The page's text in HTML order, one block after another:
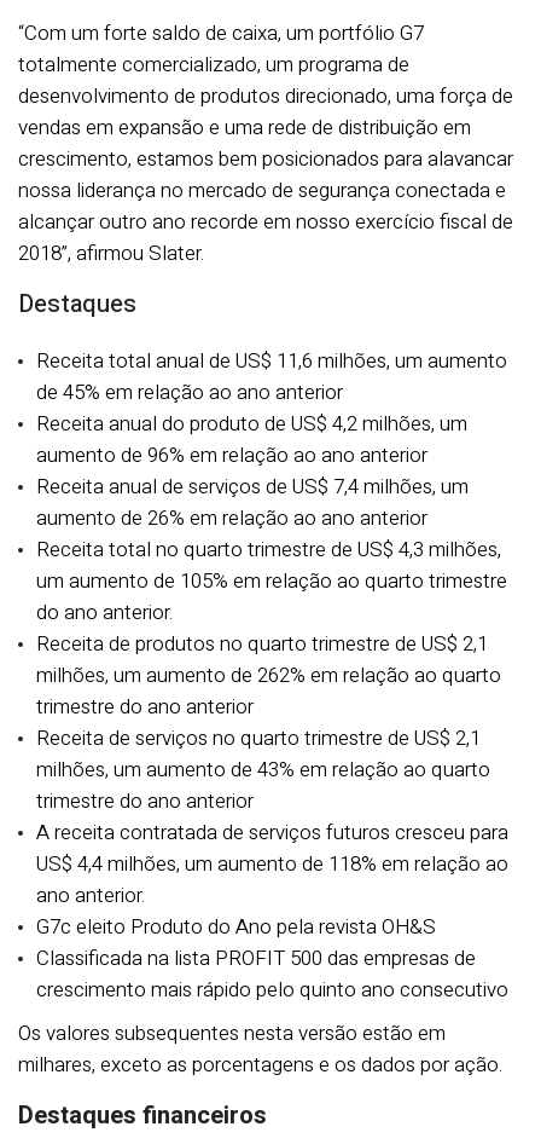
“Com um forte saldo de caixa, um portfólio G7
totalmente comercializado, um programa de
desenvolvimento de produtos direcionado, uma força de
vendas em expansão e uma rede de distribuição em
crescimento, estamos bem posicionados para alavancar
nossa liderança no mercado de segurança conectada e
alcançar outro ano recorde em nosso exercício fiscal de
2018”, afirmou Slater.
Destaques
Receita total anual de US$ 11,6 milhões, um aumento
de 45% em relação ao ano anterior
Receita anual do produto de US$ 4,2 milhões, um
aumento de 96% em relação ao ano anterior
Receita anual de serviços de US$ 7,4 milhões, um
aumento de 26% em relação ao ano anterior
Receita total no quarto trimestre de US$ 4,3 milhões,
um aumento de 105% em relação ao quarto trimestre
do ano anterior.
Receita de produtos no quarto trimestre de US$ 2,1
milhões, um aumento de 262% em relação ao quarto
trimestre do ano anterior
Receita de serviços no quarto trimestre de US$ 2,1
milhões, um aumento de 43% em relação ao quarto
trimestre do ano anterior
A receita contratada de serviços futuros cresceu para
US$ 4,4 milhões, um aumento de 118% em relação ao
ano anterior.
G7c eleito Produto do Ano pela revista OH&S
Classificada na lista PROFIT 500 das empresas de
crescimento mais rápido pelo quinto ano consecutivo
Os valores subsequentes nesta versão estão em
milhares, exceto as porcentagens e os dados por ação.
Destaques financeiros